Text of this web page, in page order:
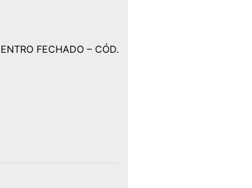
FECHADO – CÓD.